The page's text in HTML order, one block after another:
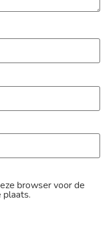
browser voor de
plaats.